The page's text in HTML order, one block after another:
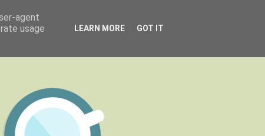
agent
usage
LEARN MORE GOT IT